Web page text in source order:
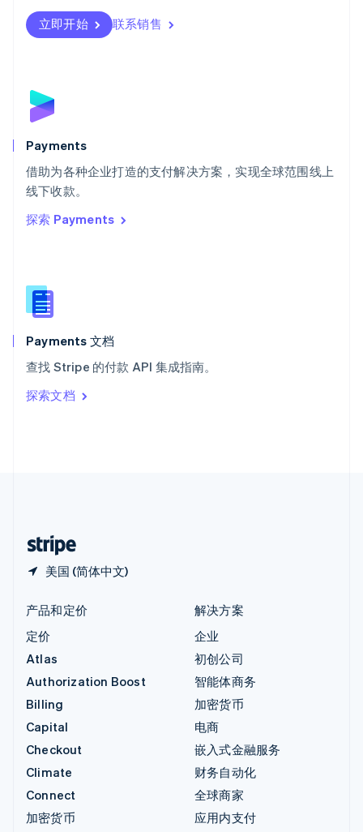
立即开始 联系销售
Payments
借助为各种企业打造的支付解决方案，实现全球范围线上
线下收款。
探索 Payments
Payments 文档
查找 Stripe 的付款 API 集成指南。
探索文档
美国 (简体中文)
瑞士
DeutschFrançais
English
斯洛文尼亚
泰国
ไทยEnglish
希腊
English
西班牙
新西兰
English
匈牙利
English
ItalianoEnglish
印度
English
产品和定价
定价
Atlas
Authorization Boost
Billing
Capital
Checkout
Climate
Connect
加密货币
解决方案
企业
初创公司
智能体商务
加密货币
电商
嵌入式金融服务
财务自动化
全球商家
应用内支付